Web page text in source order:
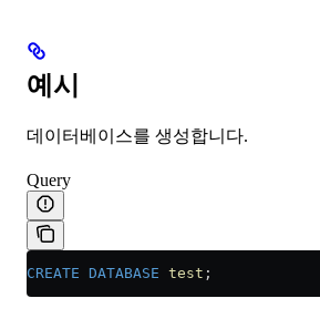
예시
데이터베이스를 생성합니다.
Query
CREATE DATABASE test ;